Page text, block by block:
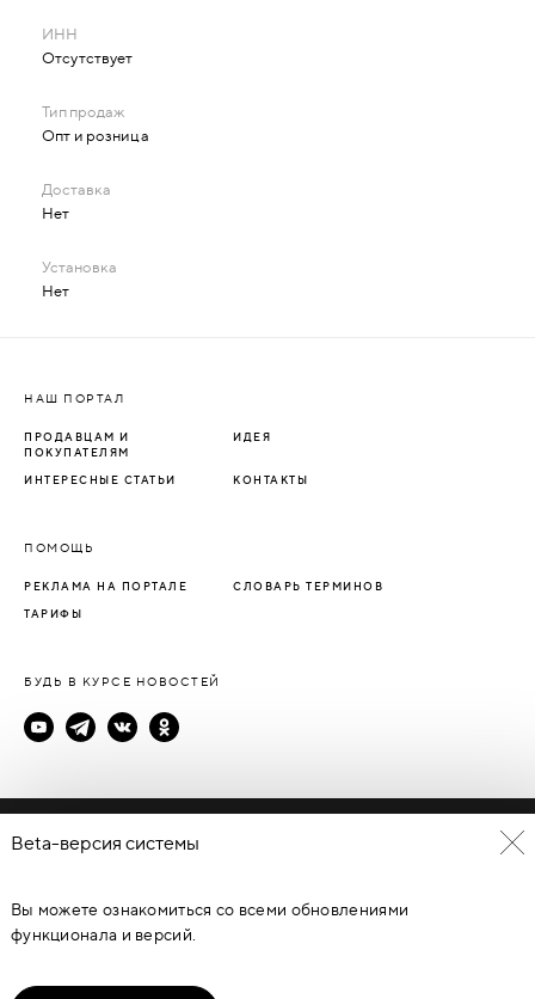
Отсутствует
Опт и розница
Нет
Нет
НАШ ПОРТАЛ
ПРОДАВЦАМ И
ПОКУПАТЕЛЯМ
ИДЕЯ
ИНТЕРЕСНЫЕ СТАТЬИ КОНТАКТЫ
ПОМОЩЬ
РЕКЛАМА НА ПОРТАЛЕ СЛОВАРЬ ТЕРМИНОВ
ТАРИФЫ
БУДЬ В КУРСЕ НОВОСТЕЙ
Политика конфиденциальности
© Каталог дверей - DverProf, 2021-2026Материалы сайта
являются объектами авторского права. Запрещается
копирование, распространение, любое использование
ФЕДЕРАЦИИ ОТ 09.07.93Г. №5351-1 “ОБ АВТОРСКОМ ПРАВЕ И
Beta-версия системы
Вы можете ознакомиться со всеми обновлениями
функционала и версий.